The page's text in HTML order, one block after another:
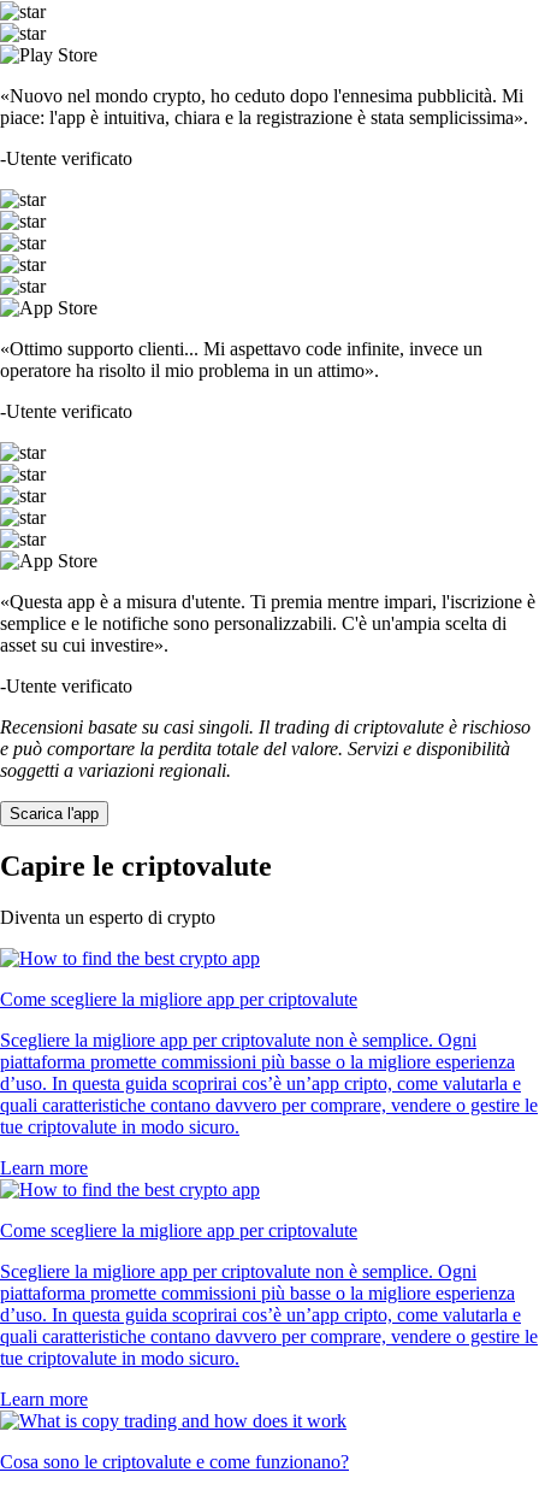
«Nuovo nel mondo crypto, ho ceduto dopo l'ennesima pubblicità. Mi
piace: l'app è intuitiva, chiara e la registrazione è stata semplicissima».
-Utente verificato
«Ottimo supporto clienti... Mi aspettavo code infinite, invece un
operatore ha risolto il mio problema in un attimo».
-Utente verificato
«Questa app è a misura d'utente. Ti premia mentre impari, l'iscrizione è
semplice e le notifiche sono personalizzabili. C'è un'ampia scelta di
asset su cui investire».
-Utente verificato
Recensioni basate su casi singoli. Il trading di criptovalute è rischioso
e può comportare la perdita totale del valore. Servizi e disponibilità
soggetti a variazioni regionali.
Scarica l'app
Capire le criptovalute
Diventa un esperto di crypto
Come scegliere la migliore app per criptovalute
Scegliere la migliore app per criptovalute non è semplice. Ogni
piattaforma promette commissioni più basse o la migliore esperienza
d’uso. In questa guida scoprirai cos’è un’app cripto, come valutarla e
quali caratteristiche contano davvero per comprare, vendere o gestire le
tue criptovalute in modo sicuro.
Learn more
Come scegliere la migliore app per criptovalute
Scegliere la migliore app per criptovalute non è semplice. Ogni
piattaforma promette commissioni più basse o la migliore esperienza
d’uso. In questa guida scoprirai cos’è un’app cripto, come valutarla e
quali caratteristiche contano davvero per comprare, vendere o gestire le
tue criptovalute in modo sicuro.
Learn more
Cosa sono le criptovalute e come funzionano?